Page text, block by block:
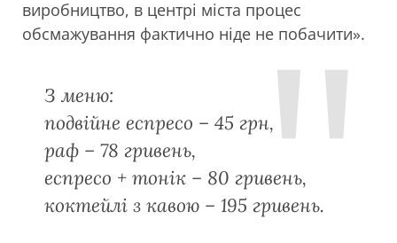
виробництво, в центрі міста процес
обсмажування фактично ніде не побачити».
З меню:
подвійне еспресо – 45 грн,
раф – 78 гривень,
еспресо + тонік – 80 гривень,
коктейлі з кавою – 195 гривень.